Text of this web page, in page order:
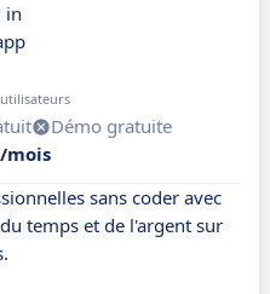
in
Démo gratuite
mois
sans coder avec
temps et de l'argent sur